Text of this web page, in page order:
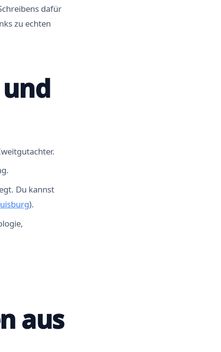
dafür
zu echten
Du kannst
).
aus